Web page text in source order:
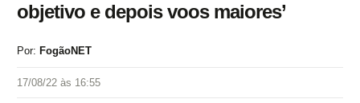
objetivo e depois voos maiores’
Por: FogãoNET
17/08/22 às 16:55